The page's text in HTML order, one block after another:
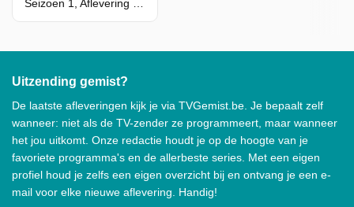
Uitzending gemist?
De laatste afleveringen kijk je via TVGemist.be. Je bepaalt zelf
wanneer: niet als de TV-zender ze programmeert, maar wanneer
het jou uitkomt. Onze redactie houdt je op de hoogte van je
favoriete programma's en de allerbeste series. Met een eigen
profiel houd je zelfs een eigen overzicht bij en ontvang je een e-
mail voor elke nieuwe aflevering. Handig!